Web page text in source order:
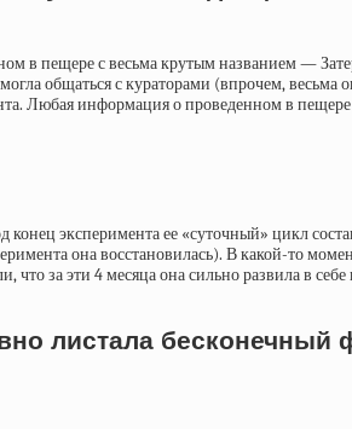
в пещере с весьма крутым названием —
общаться с кураторами (впрочем, весьма
Любая информация о проведенном в
эксперимента ее «суточный» цикл
она восстановилась). В какой-то
за эти 4 месяца она сильно развила в
листала бесконечный